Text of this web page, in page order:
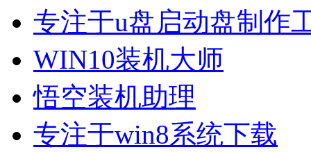
专注于u盘启动盘制作
WIN10装机大师
悟空装机助理
专注于win8系统下载